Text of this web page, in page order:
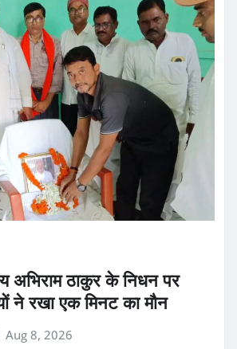
अभिराम ठाकुर के निधन पर
ने रखा एक मिनट का मौन
Aug 8, 2026